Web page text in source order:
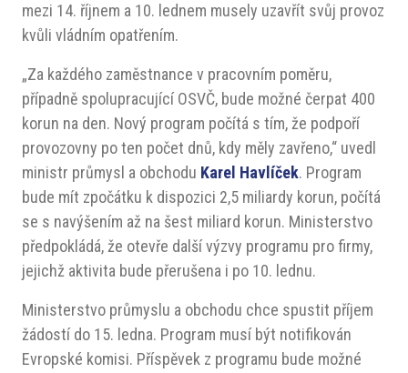
mezi 14. říjnem a 10. lednem musely uzavřít svůj provoz
kvůli vládním opatřením.
„Za každého zaměstnance v pracovním poměru,
případně spolupracující OSVČ, bude možné čerpat 400
korun na den. Nový program počítá s tím, že podpoří
provozovny po ten počet dnů, kdy měly zavřeno,“ uvedl
ministr průmysl a obchodu Karel Havlíček. Program
bude mít zpočátku k dispozici 2,5 miliardy korun, počítá
se s navýšením až na šest miliard korun. Ministerstvo
předpokládá, že otevře další výzvy programu pro firmy,
jejichž aktivita bude přerušena i po 10. lednu.
Ministerstvo průmyslu a obchodu chce spustit příjem
žádostí do 15. ledna. Program musí být notifikován
Evropské komisi. Příspěvek z programu bude možné